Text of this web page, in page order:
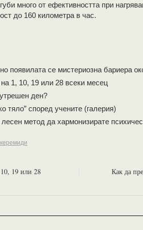
много от ефективността при
до 160 километра в час.
появилата се мистериозна бариера
1, 10, 19 или 28 всеки месец
ден?
тяло” според учените (галерия)
метод да хармонизирате
19 или 28
Как да